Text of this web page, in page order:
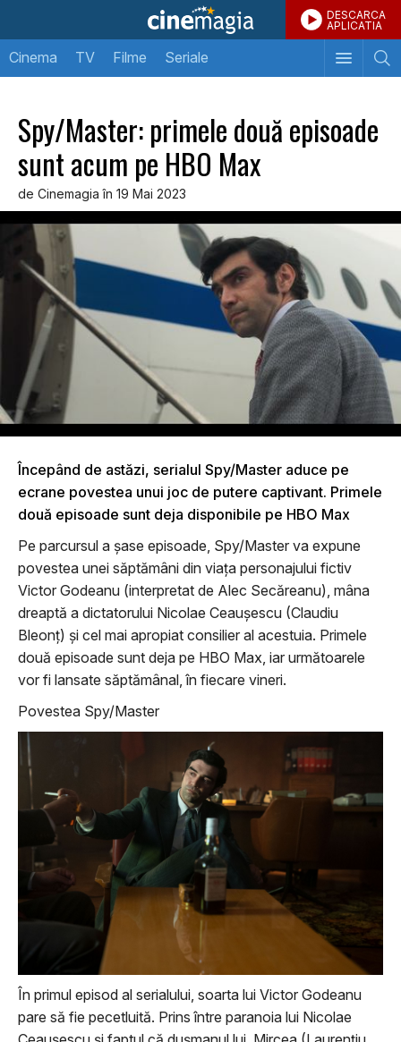
DESCARCA
APLICATIA
Cinema TV Filme Seriale
Spy/Master: primele două episoade
sunt acum pe HBO Max
de Cinemagia în 19 Mai 2023
Începând de astăzi, serialul Spy/Master aduce pe
ecrane povestea unui joc de putere captivant. Primele
două episoade sunt deja disponibile pe HBO Max
Pe parcursul a șase episoade, Spy/Master va expune
povestea unei săptămâni din viața personajului fictiv
Victor Godeanu (interpretat de Alec Secăreanu), mâna
dreaptă a dictatorului Nicolae Ceaușescu (Claudiu
Bleonț) și cel mai apropiat consilier al acestuia. Primele
două episoade sunt deja pe HBO Max, iar următoarele
vor fi lansate săptămânal, în fiecare vineri.
Povestea Spy/Master
În primul episod al serialului, soarta lui Victor Godeanu
pare să fie pecetluită. Prins între paranoia lui Nicolae